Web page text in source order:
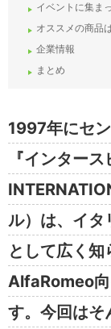
イベントに集ま
オススメの商品
企業情報
まとめ
1997年にセ
『インター
ル）は、イタ
として広く知
AlfaRomeo向
す。今回はそ